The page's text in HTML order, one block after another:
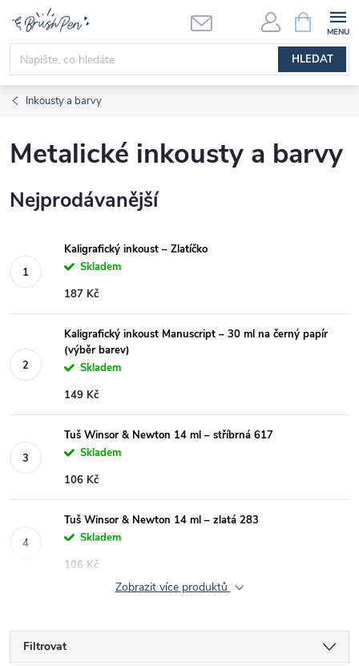
obsah
HLEDAT
NÁKUPNÍ
KOŠÍK
Inkousty a barvy
Metalické inkousty a barvy
Nejprodávanější
Kaligrafický inkoust – Zlatíčko
Skladem
187 Kč
Kaligrafický inkoust Manuscript – 30 ml na černý papír
(výběr barev)
Skladem
149 Kč
Tuš Winsor & Newton 14 ml – stříbrná 617
Skladem
106 Kč
Tuš Winsor & Newton 14 ml – zlatá 283
Skladem
106 Kč
Zobrazit více produktů
Filtrovat